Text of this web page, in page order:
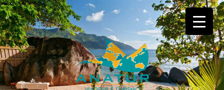
[responsive-menu]